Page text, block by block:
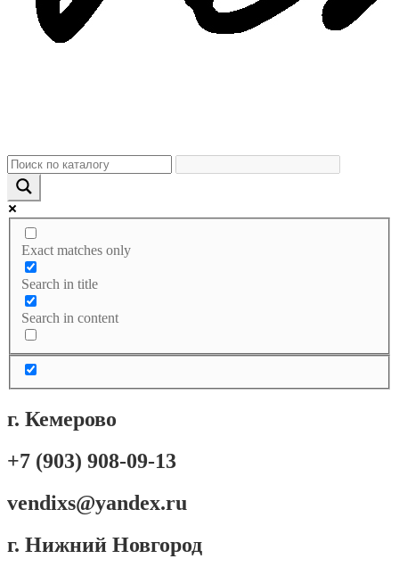
Exact matches only
Search in title
Search in content
г. Кемерово
+7 (903) 908-09-13
vendixs@yandex.ru
г. Нижний Новгород